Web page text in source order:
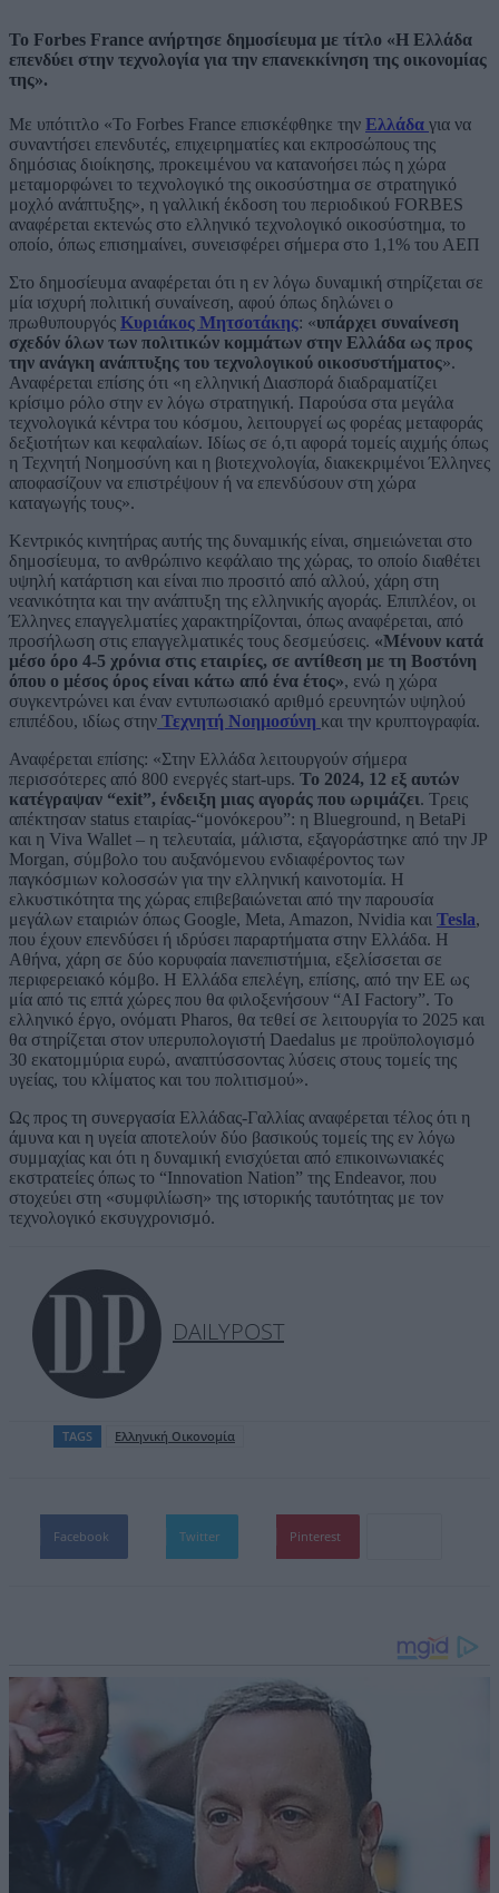
Το Forbes France ανήρτησε δημοσίευμα με τίτλο «Η Ελλάδα
επενδύει στην τεχνολογία για την επανεκκίνηση της οικονομίας
της».
Με υπότιτλο «Το Forbes France επισκέφθηκε την Ελλάδα για να
συναντήσει επενδυτές, επιχειρηματίες και εκπροσώπους της
δημόσιας διοίκησης, προκειμένου να κατανοήσει πώς η χώρα
μεταμορφώνει το τεχνολογικό της οικοσύστημα σε στρατηγικό
μοχλό ανάπτυξης», η γαλλική έκδοση του περιοδικού FORBES
αναφέρεται εκτενώς στο ελληνικό τεχνολογικό οικοσύστημα, το
οποίο, όπως επισημαίνει, συνεισφέρει σήμερα στο 1,1% του ΑΕΠ
Στο δημοσίευμα αναφέρεται ότι η εν λόγω δυναμική στηρίζεται σε
μία ισχυρή πολιτική συναίνεση, αφού όπως δηλώνει ο
πρωθυπουργός Κυριάκος Μητσοτάκης: «υπάρχει συναίνεση
σχεδόν όλων των πολιτικών κομμάτων στην Ελλάδα ως προς
την ανάγκη ανάπτυξης του τεχνολογικού οικοσυστήματος».
Αναφέρεται επίσης ότι «η ελληνική Διασπορά διαδραματίζει
κρίσιμο ρόλο στην εν λόγω στρατηγική. Παρούσα στα μεγάλα
τεχνολογικά κέντρα του κόσμου, λειτουργεί ως φορέας μεταφοράς
δεξιοτήτων και κεφαλαίων. Ιδίως σε ό,τι αφορά τομείς αιχμής όπως
η Τεχνητή Νοημοσύνη και η βιοτεχνολογία, διακεκριμένοι Έλληνες
αποφασίζουν να επιστρέψουν ή να επενδύσουν στη χώρα
καταγωγής τους».
Κεντρικός κινητήρας αυτής της δυναμικής είναι, σημειώνεται στο
δημοσίευμα, το ανθρώπινο κεφάλαιο της χώρας, το οποίο διαθέτει
υψηλή κατάρτιση και είναι πιο προσιτό από αλλού, χάρη στη
νεανικότητα και την ανάπτυξη της ελληνικής αγοράς. Επιπλέον, οι
Έλληνες επαγγελματίες χαρακτηρίζονται, όπως αναφέρεται, από
προσήλωση στις επαγγελματικές τους δεσμεύσεις. «Μένουν κατά
μέσο όρο 4-5 χρόνια στις εταιρίες, σε αντίθεση με τη Βοστόνη
όπου ο μέσος όρος είναι κάτω από ένα έτος», ενώ η χώρα
συγκεντρώνει και έναν εντυπωσιακό αριθμό ερευνητών υψηλού
επιπέδου, ιδίως στην Τεχνητή Νοημοσύνη και την κρυπτογραφία.
Αναφέρεται επίσης: «Στην Ελλάδα λειτουργούν σήμερα
περισσότερες από 800 ενεργές start-ups. Το 2024, 12 εξ αυτών
κατέγραψαν “exit”, ένδειξη μιας αγοράς που ωριμάζει. Τρεις
απέκτησαν status εταιρίας-“μονόκερου”: η Blueground, η BetaPi
και η Viva Wallet – η τελευταία, μάλιστα, εξαγοράστηκε από την JP
Morgan, σύμβολο του αυξανόμενου ενδιαφέροντος των
παγκόσμιων κολοσσών για την ελληνική καινοτομία. Η
ελκυστικότητα της χώρας επιβεβαιώνεται από την παρουσία
μεγάλων εταιριών όπως Google, Meta, Amazon, Nvidia και Tesla,
που έχουν επενδύσει ή ιδρύσει παραρτήματα στην Ελλάδα. Η
Αθήνα, χάρη σε δύο κορυφαία πανεπιστήμια, εξελίσσεται σε
περιφερειακό κόμβο. Η Ελλάδα επελέγη, επίσης, από την ΕΕ ως
μία από τις επτά χώρες που θα φιλοξενήσουν “AI Factory”. Το
ελληνικό έργο, ονόματι Pharos, θα τεθεί σε λειτουργία το 2025 και
θα στηρίζεται στον υπερυπολογιστή Daedalus με προϋπολογισμό
30 εκατομμύρια ευρώ, αναπτύσσοντας λύσεις στους τομείς της
υγείας, του κλίματος και του πολιτισμού».
Ως προς τη συνεργασία Ελλάδας-Γαλλίας αναφέρεται τέλος ότι η
άμυνα και η υγεία αποτελούν δύο βασικούς τομείς της εν λόγω
συμμαχίας και ότι η δυναμική ενισχύεται από επικοινωνιακές
εκστρατείες όπως το “Innovation Nation” της Endeavor, που
στοχεύει στη «συμφιλίωση» της ιστορικής ταυτότητας με τον
τεχνολογικό εκσυγχρονισμό.
DAILYPOST
TAGS Ελληνική Οικονομία
Facebook Twitter Pinterest